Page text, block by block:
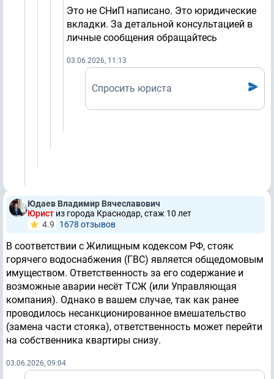
Это не СНиП написано. Это юридические
вкладки. За детальной консультацией в
личные сообщения обращайтесь
03.06.2026, 11:13
Спросить юриста
Юдаев Владимир Вячеславович
Юрист из города Краснодар, стаж 10 лет
4.9
1678 отзывов
В соответствии с Жилищным кодексом РФ, стояк
горячего водоснабжения (ГВС) является общедомовым
имуществом. Ответственность за его содержание и
возможные аварии несёт ТСЖ (или Управляющая
компания). Однако в вашем случае, так как ранее
проводилось несанкционированное вмешательство
(замена части стояка), ответственность может перейти
на собственника квартиры снизу.
03.06.2026, 09:04